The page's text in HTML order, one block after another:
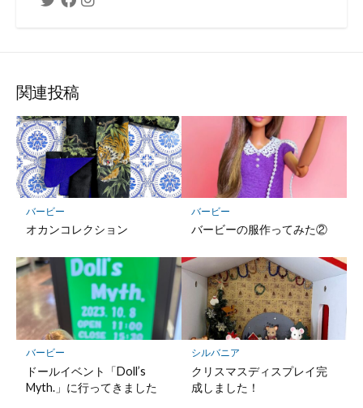
関連投稿
バービー
オカンコレクション
バービー
バービーの服作ってみた②
バービー
ドールイベント「Doll’s
Myth.」に行ってきました
シルバニア
クリスマスディスプレイ完
成しました！